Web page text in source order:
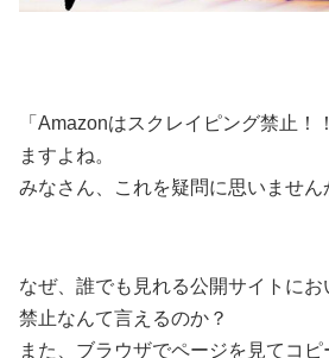
「Amazonはスクレイピング禁止！
ますよね。
みなさん、これを疑問に思いません
なぜ、誰でも見れる公開サイトに
禁止なんて言えるのか？
また、ブラウザでページを見てコ